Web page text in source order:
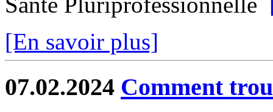
[En savoir plus]
07.02.2024 Comment